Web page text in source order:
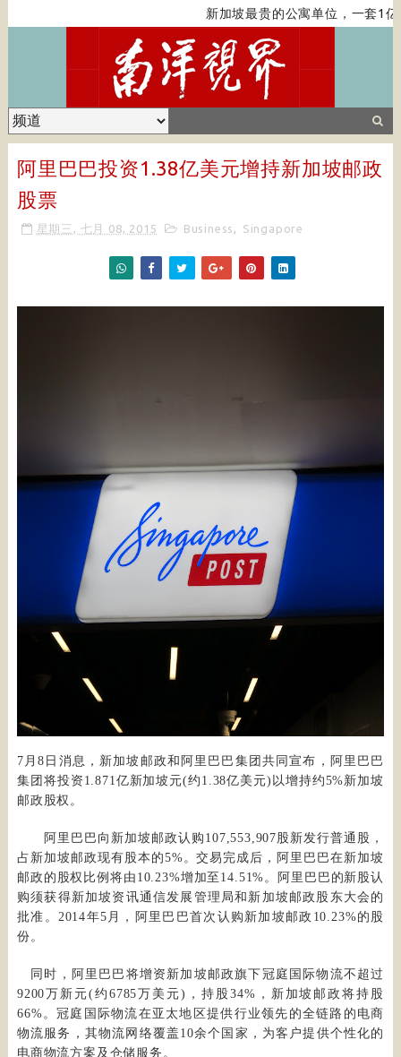
新加坡最贵的公寓单位，一套1亿
阿里巴巴投资1.38亿美元增持新加坡邮政
股票
星期三, 七月 08, 2015 Business , Singapore
7月8日消息，新加坡邮政和阿里巴巴集团共同宣布，阿里巴巴
集团将投资1.871亿新加坡元(约1.38亿美元)以增持约5%新加坡
邮政股权。
阿里巴巴向新加坡邮政认购107,553,907股新发行普通股，
占新加坡邮政现有股本的5%。交易完成后，阿里巴巴在新加坡
邮政的股权比例将由10.23%增加至14.51%。阿里巴巴的新股认
购须获得新加坡资讯通信发展管理局和新加坡邮政股东大会的
批准。2014年5月，阿里巴巴首次认购新加坡邮政10.23%的股
份。
同时，阿里巴巴将增资新加坡邮政旗下冠庭国际物流不超过
9200万新元(约6785万美元)，持股34%，新加坡邮政将持股
66%。冠庭国际物流在亚太地区提供行业领先的全链路的电商
物流服务，其物流网络覆盖10余个国家，为客户提供个性化的
电商物流方案及仓储服务。